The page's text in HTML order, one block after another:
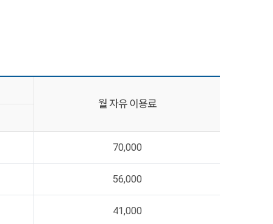
월 자유 이용료
70,000
56,000
41,000